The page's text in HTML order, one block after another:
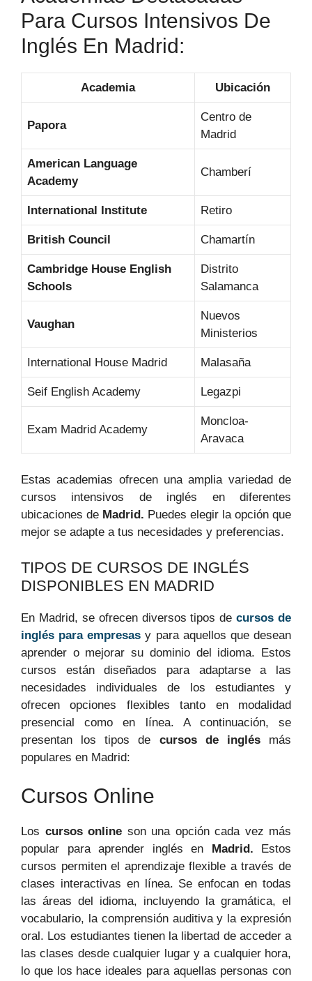
Para Cursos Intensivos De
Inglés En Madrid:
Academia Ubicación
Papora
Centro de
Madrid
American Language
Academy
Chamberí
International Institute Retiro
British Council Chamartín
Cambridge House English
Schools
Distrito
Salamanca
Vaughan
Nuevos
Ministerios
International House Madrid Malasaña
Seif English Academy Legazpi
Exam Madrid Academy
Moncloa-
Aravaca
Estas academias ofrecen una amplia variedad de
cursos intensivos de inglés en diferentes
ubicaciones de Madrid. Puedes elegir la opción que
mejor se adapte a tus necesidades y preferencias.
TIPOS DE CURSOS DE INGLÉS
DISPONIBLES EN MADRID
En Madrid, se ofrecen diversos tipos decursos de
inglés para empresas y para aquellos que desean
aprender o mejorar su dominio del idioma. Estos
cursos están diseñados para adaptarse a las
necesidades individuales de los estudiantes y
ofrecen opciones flexibles tanto en modalidad
presencial como en línea. A continuación, se
presentan los tipos de cursos de inglésmás
populares en Madrid:
Cursos Online
Los cursos online son una opción cada vez más
popular para aprender inglés en
Madrid. Estos
cursos permiten el aprendizaje flexible a través de
clases interactivas en línea. Se enfocan en todas
las áreas del idioma, incluyendo la gramática, el
vocabulario, la comprensión auditiva y la expresión
oral. Los estudiantes tienen la libertad de acceder a
las clases desde cualquier lugar y a cualquier hora,
lo que los hace ideales para aquellas personas con